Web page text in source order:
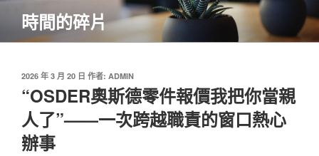
主
時間的碎片
發
佈
2026 年 3 月 20 日 作者: ADMIN
“OSDER奧斯德零件報價我把你當親
人了”——一次跨越職責的窗口熱心
辦事